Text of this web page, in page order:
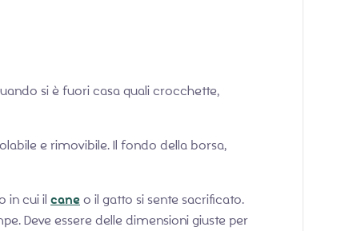
si è fuori casa quali crocchette,
e rimovibile. Il fondo della borsa,
in cui il caneo il gatto si sente sacrificato.
Deve essere delle dimensioni giuste per